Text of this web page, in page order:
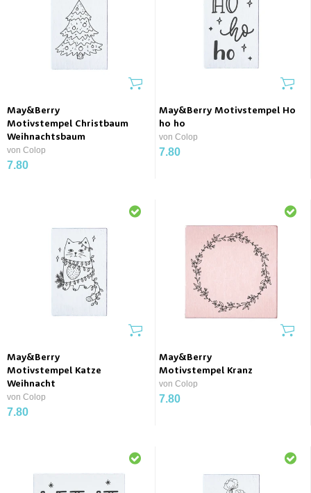
May&Berry
Motivstempel Christbaum
Weihnachtsbaum
von Colop
7.80
May&Berry Motivstempel Ho
ho ho
von Colop
7.80
May&Berry
Motivstempel Katze
Weihnacht
von Colop
7.80
May&Berry
Motivstempel Kranz
von Colop
7.80